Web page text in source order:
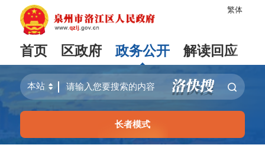
繁体
首页 区政府 政务公开 解读回应
长者模式